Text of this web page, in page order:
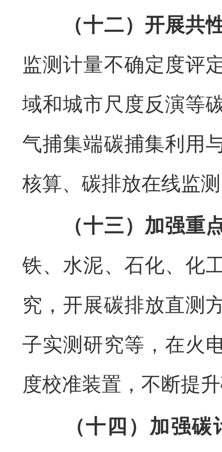
（十二）开展共
监测计量不确定度评
域和城市尺度反演等
气捕集端碳捕集利用
核算、碳排放在线监
（十三）加强重
铁、水泥、石化、化
究，开展碳排放直测
子实测研究等，在火
度校准装置，不断提
（十四）加强